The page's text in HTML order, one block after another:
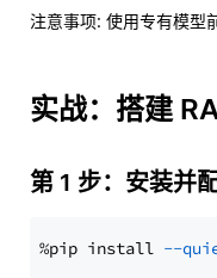
注意事项: 使用专有模型
实战：搭建
第 1 步：安装并
%pip install --